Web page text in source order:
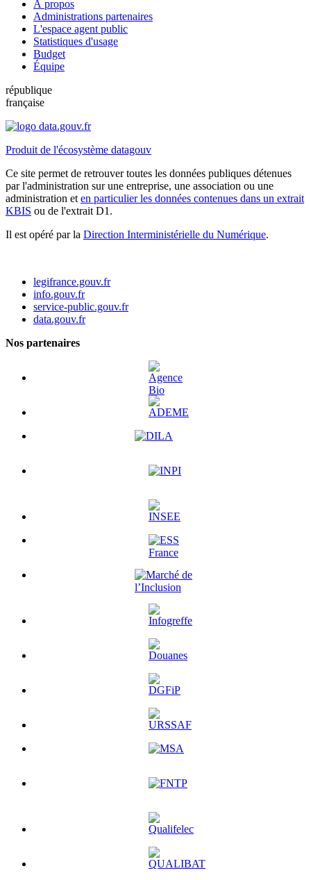
À propos
Administrations partenaires
L'espace agent public
Statistiques d'usage
Budget
Équipe
république
française
Produit de l'écosystème datagouv
Ce site permet de retrouver toutes les données publiques détenues
par l'administration sur une entreprise, une association ou une
administration et en particulier les données contenues dans un extrait
KBIS ou de l'extrait D1.
Il est opéré par la Direction Interministérielle du Numérique.
legifrance.gouv.fr
info.gouv.fr
service-public.gouv.fr
data.gouv.fr
Nos partenaires